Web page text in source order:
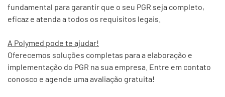
fundamental para garantir que o seu PGR seja completo,
eficaz e atenda a todos os requisitos legais.
A Polymed pode te ajudar!
Oferecemos soluções completas para a elaboração e
implementação do PGR na sua empresa. Entre em contato
conosco e agende uma avaliação gratuita!